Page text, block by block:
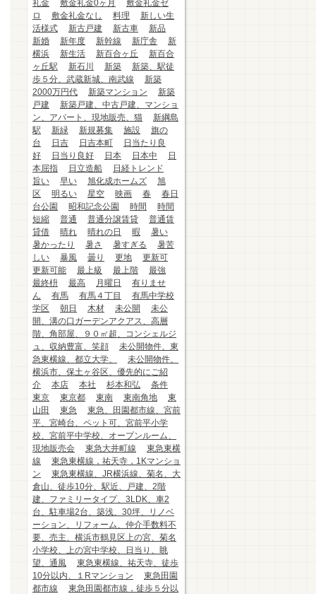
礼金
敷金礼金0ヶ月
敷金礼金ゼ
ロ
敷金礼金なし 料理
新しい生
活様式
新古戸建 新古車
新品
新婚
新年度 新幹線 新庁舎
新
横浜
新生活 新百合ヶ丘
新百合
ヶ丘駅
新石川 新築
新築、駅徒
歩５分、武蔵新城、南武線
新築
2000万円代
新築マンション
新築
戸建
新築戸建、中古戸建、マンショ
ン、アパート、現地販売、猫
新綱島
駅
新緑 新規募集 施設
旗の
台
日吉 日吉本町
日当たり良
好
日当り良好 日本 日本中
日
本屈指
日立造船
日経トレンド
旨い
早い 旭化成ホームズ
旭
区
明るい 星空 映画 春
春日
台公園
昭和記念公園 時間
時間
短縮
普通 普通分譲賃貸
普通賃
貸借
晴れ 晴れの日 暇
暑い
暑かったり
暑さ 暑すぎる
暑苦
しい
暴風 曇り 更地
更新可
更新可能
最上級 最上階
最強
最終枡
最高 月曜日
有りませ
ん
有馬 有馬４丁目
有馬中学校
学区
朝日 木材 未公開
未公
開、溝の口ガーデンアクアス、高層
階、角部屋、９０㎡超、コンシェルジ
ュ、収納豊富、笑顔
未公開物件、東
急東横線、都立大学、
未公開物件、
横浜市、保土ヶ谷区、優先的にご紹
介
本店 本社 杉本和弘
条件
東京
東京都 東南 東南角地
東
山田
東急
東急、田園都市線、宮前
平、宮崎台、ペット可、宮前平小学
校、宮前平中学校、オープンルーム、
現地販売会
東急大井町線
東急東横
線
東急東横線，祐天寺，1Kマンショ
ン
東急東横線、JR横浜線、菊名、大
倉山、徒歩10分、駅近、戸建、2階
建、ファミリータイプ、3LDK、車2
台、駐車場2台、築浅、30坪、リノベ
ーション、リフォーム、仲介手数料不
要、売主、横浜市鶴見区上の宮、菊名
小学校、上の宮中学校、日当り、眺
望、通風
東急東横線、祐天寺、徒歩
10分以内、１Rマンション
東急田園
都市線
東急田園都市線，徒歩５分以